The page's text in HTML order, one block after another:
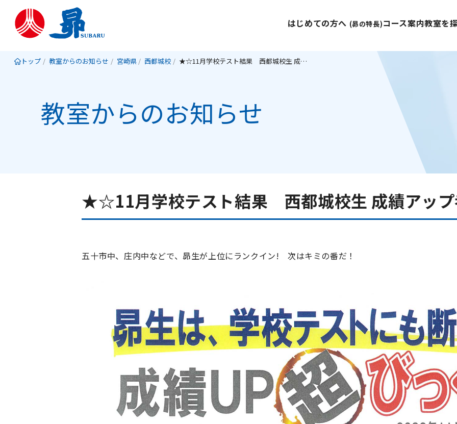
はじめての方へ (昴の特長)コース案内教室を
トップ 教室からのお知らせ 宮崎県 西都城校 ★☆11月学校テスト結果 西都城校生 成績アップ者続出！☆★
教室からのお知らせ
★☆11月学校テスト結果 西都城校生 成績アッ
五十市中、庄内中などで、昴生が上位にランクイン! 次はキミの番だ！